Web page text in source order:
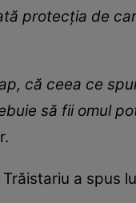
protecția de
că ceea ce
să fii omul
a spus